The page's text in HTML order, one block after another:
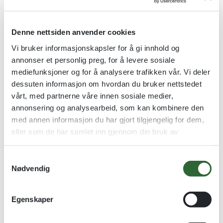
Denne nettsiden anvender cookies
Vi bruker informasjonskapsler for å gi innhold og
annonser et personlig preg, for å levere sosiale
mediefunksjoner og for å analysere trafikken vår. Vi deler
dessuten informasjon om hvordan du bruker nettstedet
vårt, med partnerne våre innen sosiale medier,
annonsering og analysearbeid, som kan kombinere den
med annen informasjon du har gjort tilgjengelig for dem,
eller som de har samlet inn gjennom din bruk av
Nødvendig
Egenskaper
Bodega Drikkeglass
Stilige drikkeglass i 3 størrelser
kr45,00 – kr 65,00
Se alternativer
JUPITER – Drikkeglass
Se alternativer